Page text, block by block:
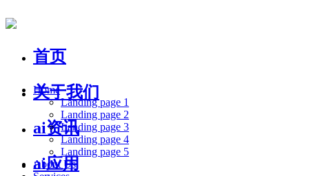
首页
关于我们
ai资讯
ai应用
Home
Landing page 1
Landing page 2
Landing page 3
Landing page 4
Landing page 5
About Us